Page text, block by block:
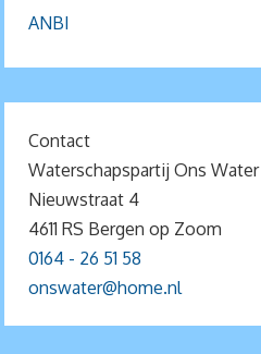
ANBI
Contact
Waterschapspartij Ons Water
Nieuwstraat 4
4611 RS Bergen op Zoom
0164 - 26 51 58
onswater@home.nl